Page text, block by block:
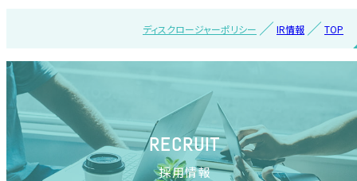
TOP
IR情報
ディスクロージャーポリシー
RECRUIT
採用情報